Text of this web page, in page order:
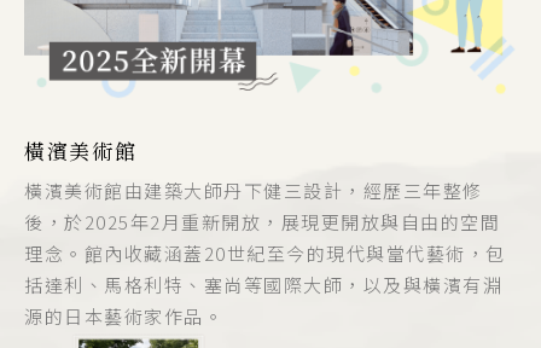
橫濱美術館
橫濱美術館由建築大師丹下健三設計，經歷三年整修
後，於2025年2月重新開放，展現更開放與自由的空間
理念。館內收藏涵蓋20世紀至今的現代與當代藝術，包
括達利、馬格利特、塞尚等國際大師，以及與橫濱有淵
源的日本藝術家作品。